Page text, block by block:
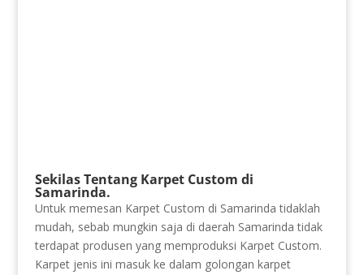
Sekilas Tentang Karpet Custom di
Samarinda.
Untuk memesan Karpet Custom di Samarinda tidaklah
mudah, sebab mungkin saja di daerah Samarinda tidak
terdapat produsen yang memproduksi Karpet Custom.
Karpet jenis ini masuk ke dalam golongan karpet